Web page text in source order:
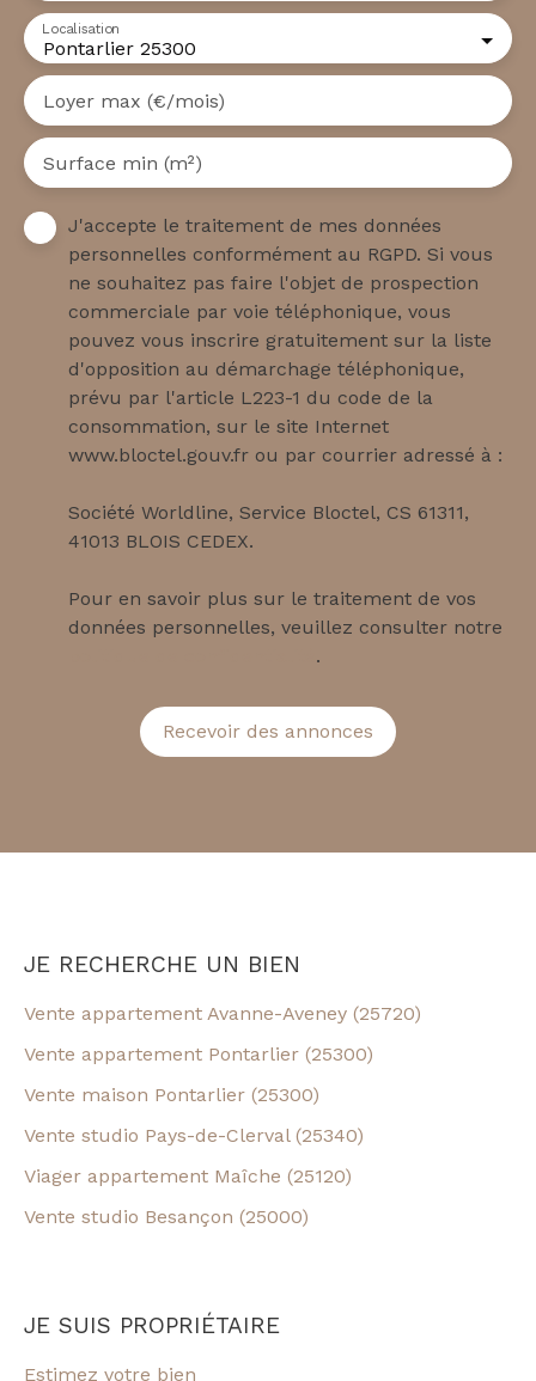
Pontarlier 25300
Localisation
Loyer max (€/mois)
Surface min (m²)
J'accepte le traitement de mes données
personnelles conformément au RGPD. Si vous
ne souhaitez pas faire l'objet de prospection
commerciale par voie téléphonique, vous
pouvez vous inscrire gratuitement sur la liste
d'opposition au démarchage téléphonique,
prévu par l'article L223-1 du code de la
consommation, sur le site Internet
www.bloctel.gouv.fr ou par courrier adressé à :
Société Worldline, Service Bloctel, CS 61311,
41013 BLOIS CEDEX.
Pour en savoir plus sur le traitement de vos
données personnelles, veuillez consulter notre
.
Recevoir des annonces
JE RECHERCHE UN BIEN
Vente appartement Avanne-Aveney (25720)
Vente appartement Pontarlier (25300)
Vente maison Pontarlier (25300)
Vente studio Pays-de-Clerval (25340)
Viager appartement Maîche (25120)
Vente studio Besançon (25000)
JE SUIS PROPRIÉTAIRE
Estimez votre bien